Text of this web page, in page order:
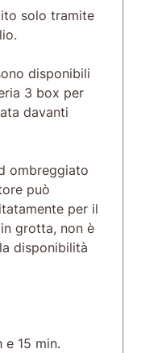
solo tramite
disponibili
3 box per
davanti
ombreggiato
può
per il
grotta, non è
disponibilità
e 15 min.